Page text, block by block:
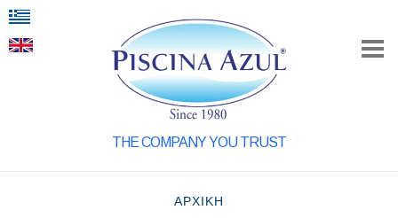
THE COMPANY YOU TRUST
ΑΡΧΙΚΗ